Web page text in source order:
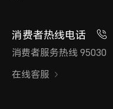
消费者热线电话
消费者服务热线 95030
在线客服